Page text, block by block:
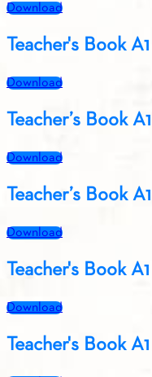
Download
Teacher's Book
Download
Teacher’s Book
Download
Teacher’s Book
Download
Teacher's Book
Download
Teacher's Book